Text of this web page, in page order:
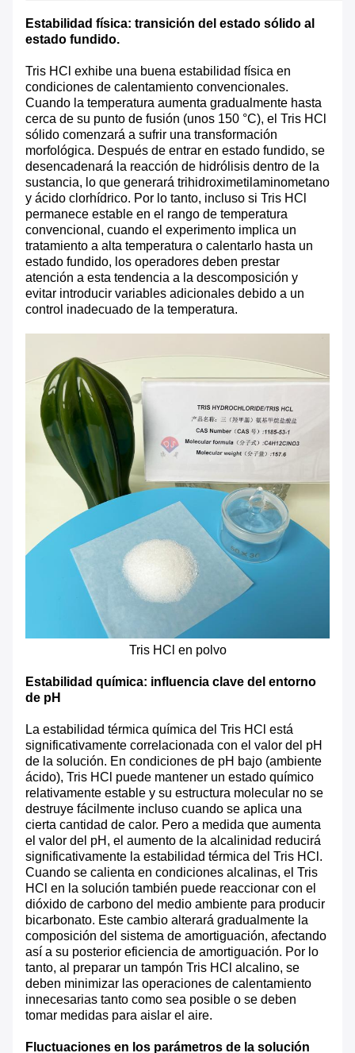
Estabilidad física: transición del estado sólido al
estado fundido.
Tris HCl exhibe una buena estabilidad física en
condiciones de calentamiento convencionales.
Cuando la temperatura aumenta gradualmente hasta
cerca de su punto de fusión (unos 150 °C), el Tris HCl
sólido comenzará a sufrir una transformación
morfológica. Después de entrar en estado fundido, se
desencadenará la reacción de hidrólisis dentro de la
sustancia, lo que generará trihidroximetilaminometano
y ácido clorhídrico. Por lo tanto, incluso si Tris HCl
permanece estable en el rango de temperatura
convencional, cuando el experimento implica un
tratamiento a alta temperatura o calentarlo hasta un
estado fundido, los operadores deben prestar
atención a esta tendencia a la descomposición y
evitar introducir variables adicionales debido a un
control inadecuado de la temperatura.
Tris HCl en polvo
Estabilidad química: influencia clave del entorno
de pH
La estabilidad térmica química del Tris HCl está
significativamente correlacionada con el valor del pH
de la solución. En condiciones de pH bajo (ambiente
ácido), Tris HCl puede mantener un estado químico
relativamente estable y su estructura molecular no se
destruye fácilmente incluso cuando se aplica una
cierta cantidad de calor. Pero a medida que aumenta
el valor del pH, el aumento de la alcalinidad reducirá
significativamente la estabilidad térmica del Tris HCl.
Cuando se calienta en condiciones alcalinas, el Tris
HCl en la solución también puede reaccionar con el
dióxido de carbono del medio ambiente para producir
bicarbonato. Este cambio alterará gradualmente la
composición del sistema de amortiguación, afectando
así a su posterior eficiencia de amortiguación. Por lo
tanto, al preparar un tampón Tris HCl alcalino, se
deben minimizar las operaciones de calentamiento
innecesarias tanto como sea posible o se deben
tomar medidas para aislar el aire.
Fluctuaciones en los parámetros de la solución